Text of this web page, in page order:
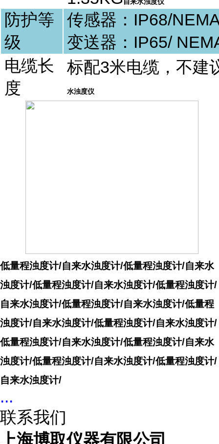
自来水浊度仪
防护等
级
传感器： IP68/
变送器： IP65/
电缆长
度
标配3米电缆，不建
水浊度仪
低量程浊度计/自来水浊度计/低量程浊度计/自来水
浊度计/低量程浊度计/自来水浊度计/低量程浊度计/
自来水浊度计/低量程浊度计/自来水浊度计/低量程
浊度计/自来水浊度计/低量程浊度计/自来水浊度计/
低量程浊度计/自来水浊度计/低量程浊度计/自来水
浊度计/低量程浊度计/自来水浊度计/低量程浊度计/
自来水浊度计/
...
联系我们
上海博取仪器有限公司